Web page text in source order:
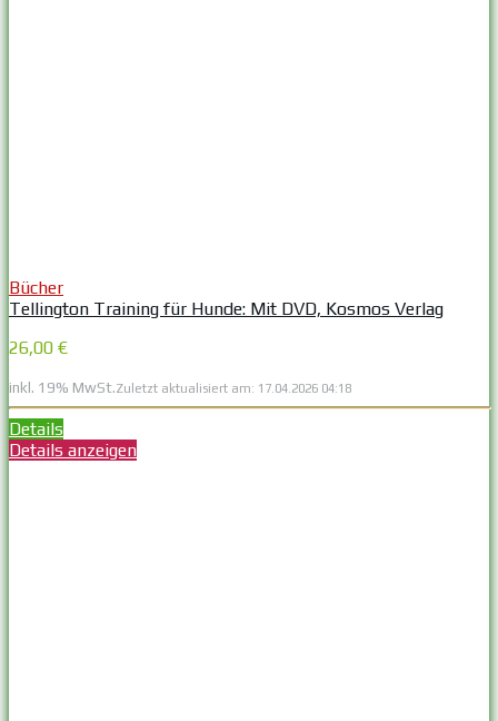
Bücher
Tellington Training für Hunde: Mit DVD, Kosmos Verlag
26,00 €
inkl. 19% MwSt.Zuletzt aktualisiert am: 17.04.2026 04:18
Details
Details anzeigen